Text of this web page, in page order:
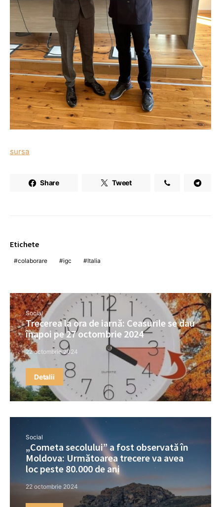
sursa
Share Tweet
Etichete
colaborare igc Italia
Social
Trecerea la ora de iarnă: Ceasurile se dau
înapoi pe 27 octombrie 2024
22 octombrie 2024
Detalii
Social
„Cometa secolului” a fost observată în
Moldova: Următoarea trecere va avea
loc peste 80.000 de ani
22 octombrie 2024